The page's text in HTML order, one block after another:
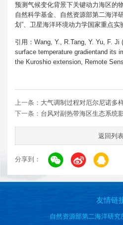
预测气候变化背景下关键动力海区的
自然科学基金、自然资源部第二海洋
划”、卫星海洋环境动力学国家重点实
引用：Wang, Y., R.Tang, Y. Yu, F.
surface temperature gradientand its
the Kuroshio extension, Remote
上一条： 大气调制过程对厄尔尼诺多
下一条： 台风对副热带海区生态系统
返回列
分享到：
友情链
自然资源部第二海洋研究